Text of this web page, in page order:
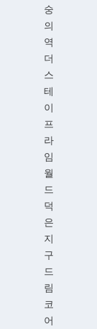
숭
의
역
더
스
테
이
프
라
임
월
드
덕
은
지
구
드
림
코
어